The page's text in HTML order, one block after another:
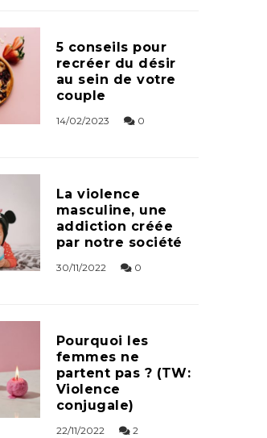
5 conseils pour
recréer du désir
au sein de votre
couple
14/02/2023 0
La violence
masculine, une
addiction créée
par notre société
30/11/2022 0
Pourquoi les
femmes ne
partent pas ? (TW:
Violence
conjugale)
22/11/2022 2